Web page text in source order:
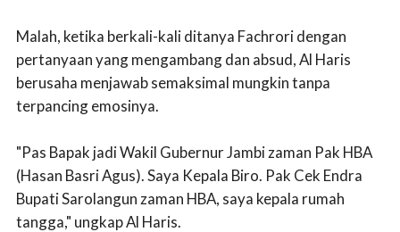
Malah, ketika berkali-kali ditanya Fachrori dengan
pertanyaan yang mengambang dan absud, Al Haris
berusaha menjawab semaksimal mungkin tanpa
terpancing emosinya.
"Pas Bapak jadi Wakil Gubernur Jambi zaman Pak HBA
(Hasan Basri Agus). Saya Kepala Biro. Pak Cek Endra
Bupati Sarolangun zaman HBA, saya kepala rumah
tangga," ungkap Al Haris.